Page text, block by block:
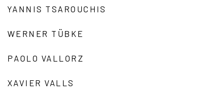
YANNIS TSAROUCHIS
WERNER TÜBKE
PAOLO VALLORZ
XAVIER VALLS